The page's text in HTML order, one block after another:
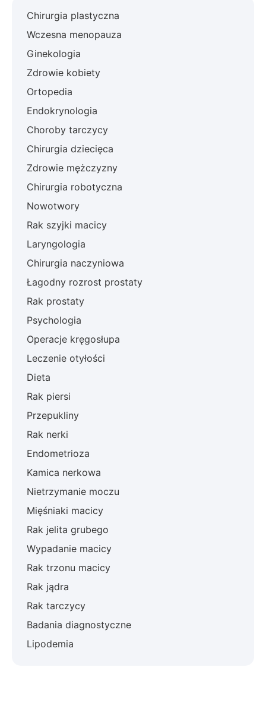
Chirurgia plastyczna
Wczesna menopauza
Ginekologia
Zdrowie kobiety
Ortopedia
Endokrynologia
Choroby tarczycy
Chirurgia dziecięca
Zdrowie mężczyzny
Chirurgia robotyczna
Nowotwory
Rak szyjki macicy
Laryngologia
Chirurgia naczyniowa
Łagodny rozrost prostaty
Rak prostaty
Psychologia
Operacje kręgosłupa
Leczenie otyłości
Dieta
Rak piersi
Przepukliny
Rak nerki
Endometrioza
Kamica nerkowa
Nietrzymanie moczu
Mięśniaki macicy
Rak jelita grubego
Wypadanie macicy
Rak trzonu macicy
Rak jądra
Rak tarczycy
Badania diagnostyczne
Lipodemia